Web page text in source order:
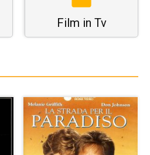
Film in Tv